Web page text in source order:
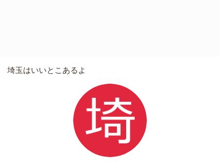
埼玉はいいとこあるよ